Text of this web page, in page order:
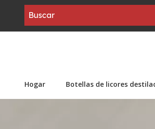
Hogar Botellas de licores